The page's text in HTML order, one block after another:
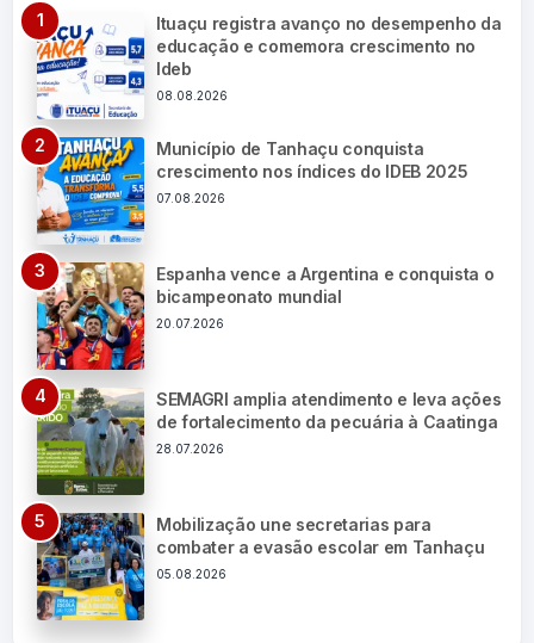
Ituaçu registra avanço no desempenho da
educação e comemora crescimento no
Ideb
08.08.2026
Município de Tanhaçu conquista
crescimento nos índices do IDEB 2025
07.08.2026
Espanha vence a Argentina e conquista o
bicampeonato mundial
20.07.2026
SEMAGRI amplia atendimento e leva ações
de fortalecimento da pecuária à Caatinga
28.07.2026
Mobilização une secretarias para
combater a evasão escolar em Tanhaçu
05.08.2026